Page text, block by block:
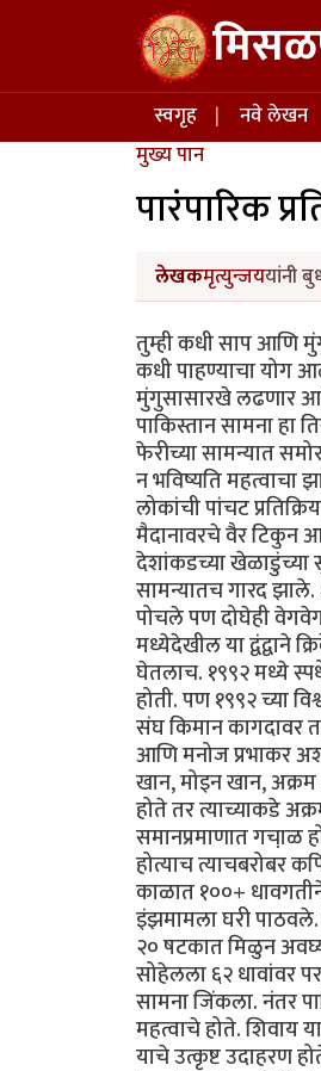
Skip to main content
Main navigation
स्वगृह नवे लेखन
मुख्य पान
पारंपारिक
लेखकमृत्युन्जययांनी
तुम्ही कधी साप आणि
कधी पाहण्याचा योग
मुंगुसासारखे लढणार
पाकिस्तान सामना हा
फेरीच्या सामन्यात
न भविष्यति
लोकांची पांचट
मैदानावरचे वैर टिकुन
देशांकडच्या खेळाडुंच्या
सामन्यातच गारद
पोचले पण दोघेही
मध्येदेखील या द्वंद्वाने
घेतलाच. १९९२ मध्ये
होती. पण १९९२ च्या
संघ किमान कागदावर
आणि मनोज प्रभाकर
खान, मोइन खान,
होते तर त्याच्याकडे
समानप्रमाणात गचा़ळ
होत्याच त्याचबरोबर
काळात १००+
इंझमामला घरी
२० षटकात मिळुन
सोहेलला ६२ धावांवर
सामना जिंकला. नंतर
महत्वाचे होते. शिवाय
याचे उत्कृष्ट उदाहरण